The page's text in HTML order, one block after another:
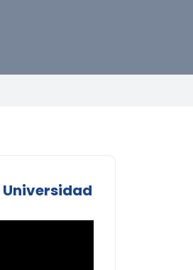
Universidad